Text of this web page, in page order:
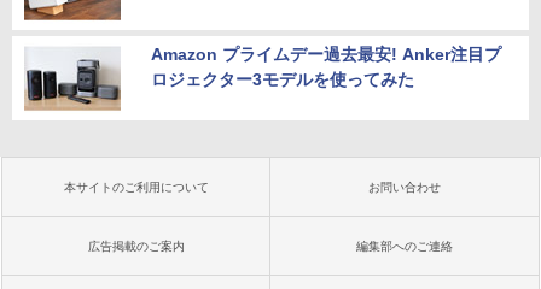
Amazon プライムデー過去最安! Anker注目プ
ロジェクター3モデルを使ってみた
本サイトのご利用について お問い合わせ
広告掲載のご案内 編集部へのご連絡